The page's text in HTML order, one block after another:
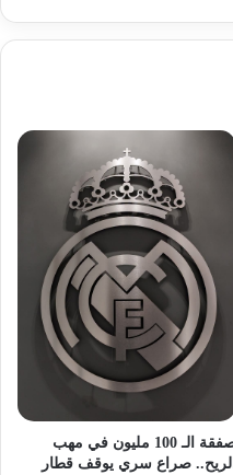
صفقة الـ 100 مليون في مهب
الريح.. صراع سري يوقف قطار